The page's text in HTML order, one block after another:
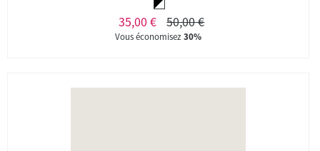
35,00 € 50,00 €
Vous économisez30%